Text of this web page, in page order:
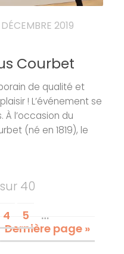
DÉCEMBRE 2019
Courbet
de qualité et
! L’événement se
À l’occasion du
(né en 1819), le
40
4 5
…
Dernière page »